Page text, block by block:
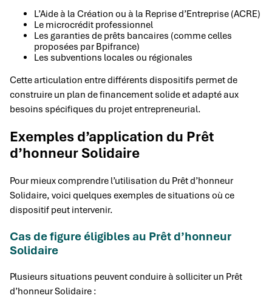
L’Aide à la Création ou à la Reprise d’Entreprise (ACRE)
Le microcrédit professionnel
Les garanties de prêts bancaires (comme celles
proposées par Bpifrance)
Les subventions locales ou régionales
Cette articulation entre différents dispositifs permet de
construire un plan de financement solide et adapté aux
besoins spécifiques du projet entrepreneurial.
Exemples d’application du Prêt
d’honneur Solidaire
Pour mieux comprendre l’utilisation du Prêt d’honneur
Solidaire, voici quelques exemples de situations où ce
dispositif peut intervenir.
Cas de figure éligibles au Prêt d’honneur
Solidaire
Plusieurs situations peuvent conduire à solliciter un Prêt
d’honneur Solidaire :